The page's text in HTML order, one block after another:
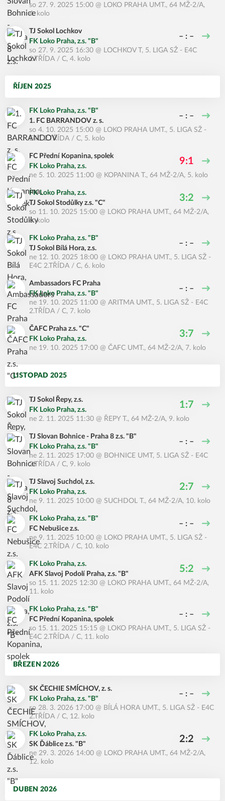
so 27. 9. 2025 15:00 @ LOKO PRAHA UMT., 64 MŽ-2/A,
4. kolo
TJ Sokol Lochkov
FK Loko Praha, z.s. "B"
– : –
so 27. 9. 2025 16:30 @ LOCHKOV T , 5. LIGA SŽ - E4C
2.TŘÍDA / C, 4. kolo
ŘÍJEN 2025
FK Loko Praha, z.s. "B"
1. FC BARRANDOV z. s.
– : –
so 4. 10. 2025 15:00 @ LOKO PRAHA UMT., 5. LIGA SŽ -
E4C 2.TŘÍDA / C, 5. kolo
FC Přední Kopanina, spolek
FK Loko Praha, z.s.
9:1
ne 5. 10. 2025 11:00 @ KOPANINA T., 64 MŽ-2/A, 5. kolo
FK Loko Praha, z.s.
TJ Sokol Stodůlky z.s. "C"
3:2
so 11. 10. 2025 15:00 @ LOKO PRAHA UMT., 64 MŽ-2/A,
6. kolo
FK Loko Praha, z.s. "B"
TJ Sokol Bílá Hora, z.s.
– : –
ne 12. 10. 2025 18:00 @ LOKO PRAHA UMT., 5. LIGA SŽ -
E4C 2.TŘÍDA / C, 6. kolo
Ambassadors FC Praha
FK Loko Praha, z.s. "B"
– : –
ne 19. 10. 2025 11:00 @ ARITMA UMT., 5. LIGA SŽ - E4C
2.TŘÍDA / C, 7. kolo
ČAFC Praha z.s. "C"
FK Loko Praha, z.s.
3:7
ne 19. 10. 2025 17:00 @ ČAFC UMT., 64 MŽ-2/A, 7. kolo
LISTOPAD 2025
TJ Sokol Řepy, z.s.
FK Loko Praha, z.s.
1:7
ne 2. 11. 2025 11:30 @ ŘEPY T., 64 MŽ-2/A, 9. kolo
TJ Slovan Bohnice - Praha 8 z.s. "B"
FK Loko Praha, z.s. "B"
– : –
ne 2. 11. 2025 17:00 @ BOHNICE UMT , 5. LIGA SŽ - E4C
2.TŘÍDA / C, 9. kolo
TJ Slavoj Suchdol, z.s.
FK Loko Praha, z.s.
2:7
ne 9. 11. 2025 10:00 @ SUCHDOL T., 64 MŽ-2/A, 10. kolo
FK Loko Praha, z.s. "B"
FC Nebušice z.s.
– : –
ne 9. 11. 2025 10:00 @ LOKO PRAHA UMT., 5. LIGA SŽ -
E4C 2.TŘÍDA / C, 10. kolo
FK Loko Praha, z.s.
AFK Slavoj Podolí Praha, z.s. "B"
5:2
so 15. 11. 2025 12:30 @ LOKO PRAHA UMT., 64 MŽ-2/A,
11. kolo
FK Loko Praha, z.s. "B"
FC Přední Kopanina, spolek
– : –
so 15. 11. 2025 15:15 @ LOKO PRAHA UMT., 5. LIGA SŽ -
E4C 2.TŘÍDA / C, 11. kolo
BŘEZEN 2026
SK ČECHIE SMÍCHOV, z. s.
FK Loko Praha, z.s. "B"
– : –
so 28. 3. 2026 17:00 @ BÍLÁ HORA UMT., 5. LIGA SŽ - E4C
2.TŘÍDA / C, 12. kolo
FK Loko Praha, z.s.
SK Ďáblice z.s. "B"
2:2
ne 29. 3. 2026 14:00 @ LOKO PRAHA UMT., 64 MŽ-2/A,
12. kolo
DUBEN 2026